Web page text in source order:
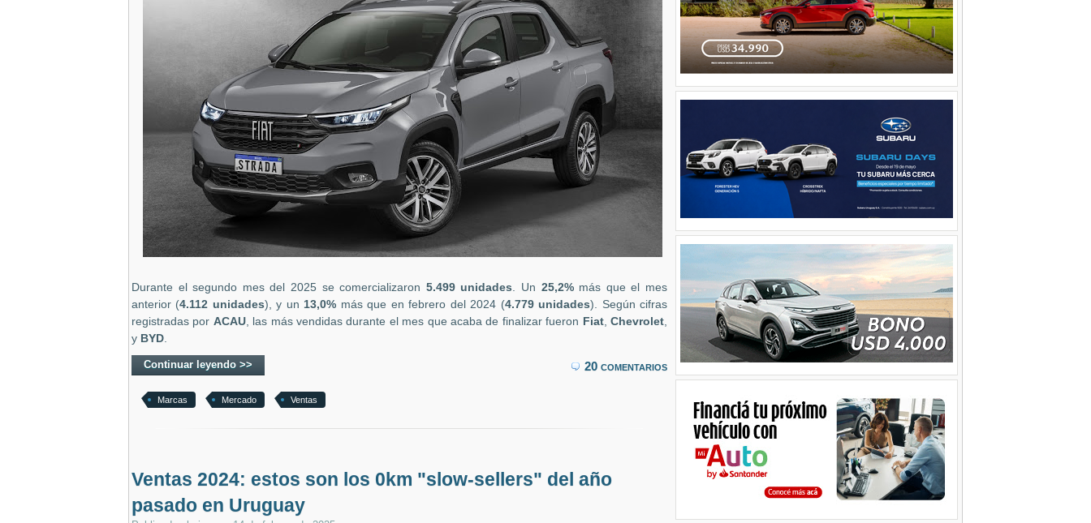
Durante el segundo mes del 2025 se comercializaron 5.499 unidades . Un 25,2%más que el mes
anterior (4.112 unidades), y un 13,0% más que en febrero del 2024 (4.779 unidades). Según cifras
registradas por ACAU, las más vendidas durante el mes que acaba de finalizar fueron Fiat,Chevrolet
y BYD
Continuar leyendo >> 20 comentarios
Marcas Mercado Ventas
Ventas 2024: estos son los 0km "slow-sellers" del año
pasado en Uruguay